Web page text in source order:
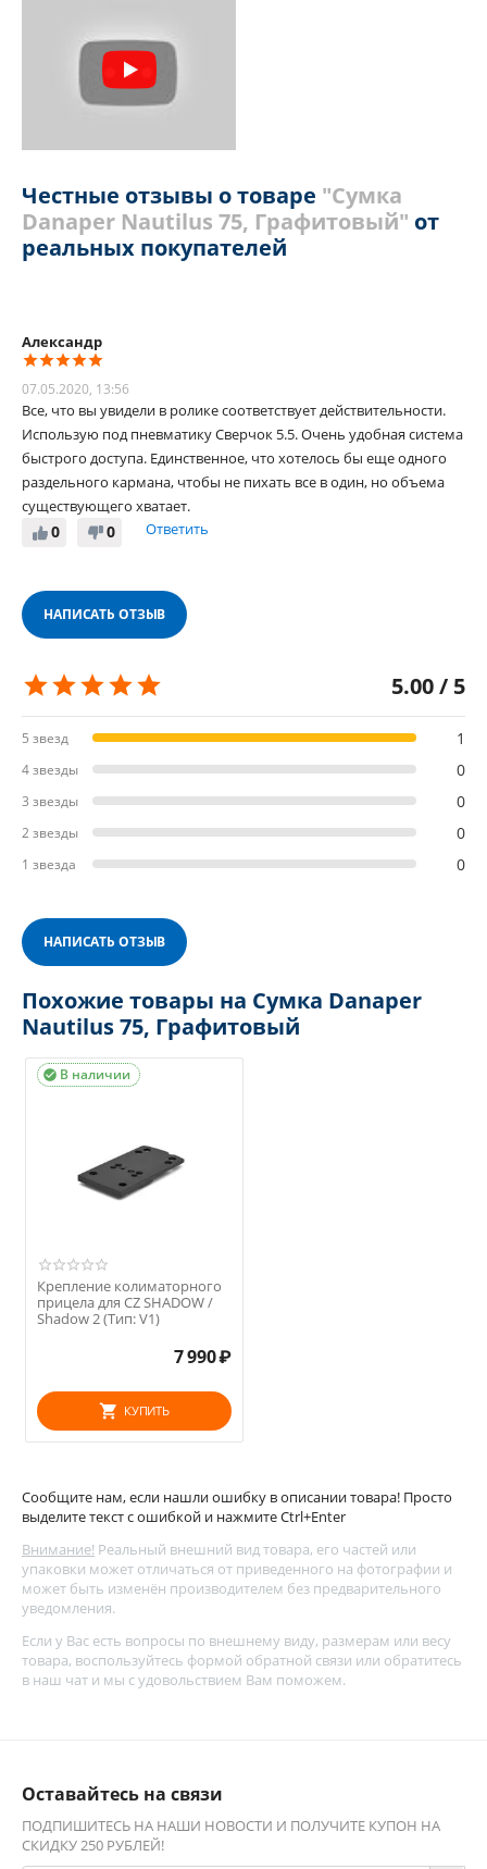
Честные отзывы о товаре "Сумка
Danaper Nautilus 75, Графитовый" от
реальных покупателей
Александр
07.05.2020, 13:56
Все, что вы увидели в ролике соответствует действительности.
Использую под пневматику Сверчок 5.5. Очень удобная система
быстрого доступа. Единственное, что хотелось бы еще одного
раздельного кармана, чтобы не пихать все в один, но объема
существующего хватает.
0
0 Ответить
НАПИСАТЬ ОТЗЫВ
5.00 / 5
5 звезд 1
4 звезды 0
3 звезды 0
2 звезды 0
1 звезда 0
НАПИСАТЬ ОТЗЫВ
Похожие товары на Сумка Danaper
Nautilus 75, Графитовый
В наличии

Крепление колиматорного
прицела для CZ SHADOW /
Shadow 2 (Тип: V1)
7 990₽
КУПИТЬ
Сообщите нам, если нашли ошибку в описании товара! Просто
выделите текст с ошибкой и нажмите Ctrl+Enter
Внимание! Реальный внешний вид товара, его частей или
упаковки может отличаться от приведенного на фотографии и
может быть изменён производителем без предварительного
уведомления.
Если у Вас есть вопросы по внешнему виду, размерам или весу
товара, воспользуйтесь формой обратной связи или обратитесь
в наш чат и мы с удовольствием Вам поможем.
Оставайтесь на связи
ПОДПИШИТЕСЬ НА НАШИ НОВОСТИ И ПОЛУЧИТЕ КУПОН НА
СКИДКУ 250 РУБЛЕЙ!